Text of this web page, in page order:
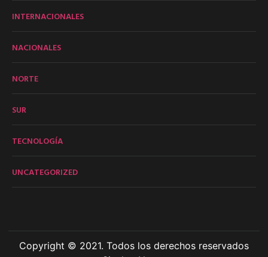
INTERNACIONALES
NACIONALES
NORTE
SUR
TECNOLOGÍA
UNCATEGORIZED
Copyright © 2021. Todos los derechos reservados